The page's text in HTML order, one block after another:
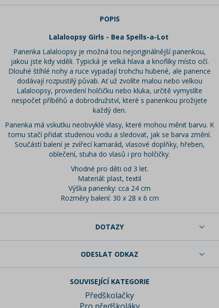
POPIS
Lalaloopsy Girls - Bea Spells-a-Lot
Panenka Lalaloopsy je možná tou nejoriginálnější panenkou,
jakou jste kdy viděli. Typická je velká hlava a knoflíky místo očí.
Dlouhé štíhlé nohy a ruce vypadají trohchu hubené, ale panence
dodávají rozpustilý půvab. Ať už zvolíte malou nebo velkou
Lalaloopsy, provedení holčičku nebo kluka, určitě vymyslíte
nespočet příběhů a dobrodružství, které s panenkou prožijete
každý den.
Panenka má vskutku neobvyklé vlasy, které mohou měnit barvu. K
tomu stačí přidat studenou vodu a sledovat, jak se barva změní.
Součástí balení je zvířecí kamarád, vlasové doplňky, hřeben,
oblečení, stuha do vlasů i pro holčičky.
Vhodné pro děti od 3 let.
Materiál: plast, textil
Výška panenky: cca 24 cm
Rozměry balení: 30 x 28 x 6 cm
DOTAZY
ODESLAT ODKAZ
SOUVISEJÍCÍ KATEGORIE
Předškolačky